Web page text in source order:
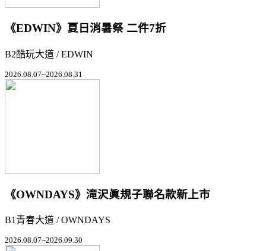
《EDWIN》夏日消暑祭 二件7折
B2酷玩大道 / EDWIN
2026.08.07~2026.08.31
《OWNDAYS》滝沢眞規子聯名款新上市
B1青春大道 / OWNDAYS
2026.08.07~2026.09.30